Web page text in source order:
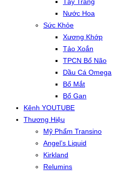
Nước Hoa
Sức Khỏe
Xương Khớp
Tảo Xoắn
TPCN Bổ Não
Dầu Cá Omega
Bổ Mắt
Bổ Gan
Kênh YOUTUBE
Thương Hiệu
Mỹ Phẩm Transino
Angel’s Liquid
Kirkland
Relumins